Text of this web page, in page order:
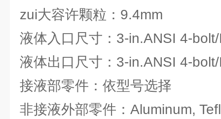
zui大容许颗粒：9.4mm
液体入口尺寸：3-in.ANSI 4-
液体出口尺寸：3-in.ANSI 4-
接液部零件：依型号选择
非接液外部零件：Aluminum,